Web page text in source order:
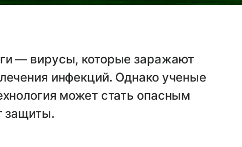
— вирусы, которые заражают
инфекций. Однако ученые
может стать опасным
защиты.